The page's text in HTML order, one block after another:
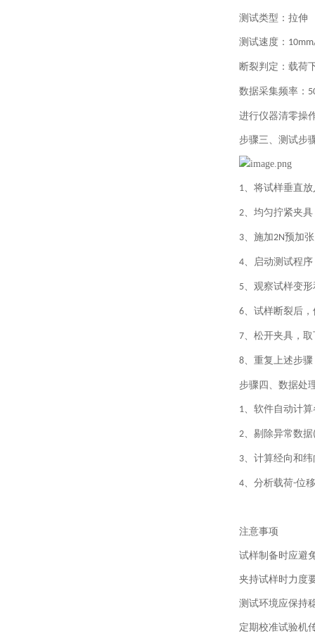
测试类型：拉伸
测试速度：
断裂判定：载荷
数据采集频率：
进行仪器清零操
步骤三、测试步
1、将试样垂直
2、均匀拧紧夹
3、施加2N预加
4、启动测试程
5、观察试样变
6、试样断裂后
7、松开夹具，
8、重复上述步
步骤四、数据处
1、软件自动计
2、剔除异常数据(
3、计算经向和
4、分析载荷-位
注意事项
试样制备时应避
夹持试样时力度
测试环境应保持
定期校准试验机